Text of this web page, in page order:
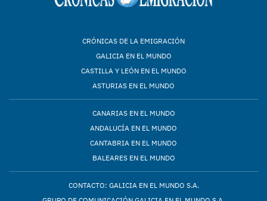
CRÓNICAS DE LA EMIGRACIÓN
GALICIA EN EL MUNDO
CASTILLA Y LEÓN EN EL MUNDO
ASTURIAS EN EL MUNDO
CANARIAS EN EL MUNDO
ANDALUCÍA EN EL MUNDO
CANTABRIA EN EL MUNDO
BALEARES EN EL MUNDO
CONTACTO: GALICIA EN EL MUNDO S.A.